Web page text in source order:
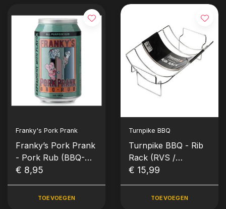
Franky's Pork Prank
Franky’s Pork Prank
- Pork Rub (BBQ-
ON) 235 gram
€ 8,95
TOEVOEGEN
Turnpike BBQ
Turnpike BBQ - Rib
Rack (RVS /
Stainless Steel)
€ 15,99
TOEVOEGEN